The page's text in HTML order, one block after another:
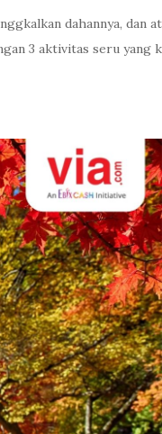
dahannya, dan
3 aktivitas seru yang